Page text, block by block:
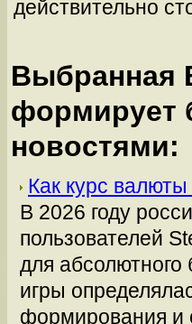
действительно
Выбранная
формирует
новостями:
Как курс
В 2026 году
пользователей
для
игры
формирования и